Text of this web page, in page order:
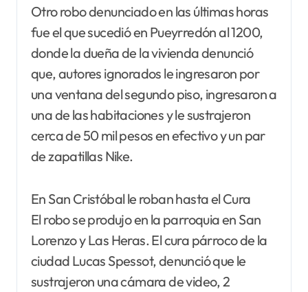
Otro robo denunciado en las últimas horas
fue el que sucedió en Pueyrredón al 1200,
donde la dueña de la vivienda denunció
que, autores ignorados le ingresaron por
una ventana del segundo piso, ingresaron a
una de las habitaciones y le sustrajeron
cerca de 50 mil pesos en efectivo y un par
de zapatillas Nike.
En San Cristóbal le roban hasta el Cura
El robo se produjo en la parroquia en San
Lorenzo y Las Heras. El cura párroco de la
ciudad Lucas Spessot, denunció que le
sustrajeron una cámara de video, 2